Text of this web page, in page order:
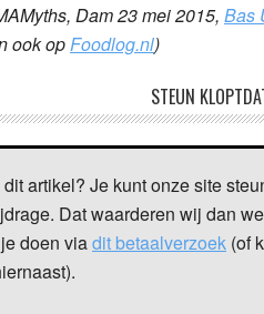
Dam 23 mei 2015, Bas
ook opFoodlog.nl)
STEUN
artikel? Je kunt onze site
Dat waarderen wij dan
doen viadit betaalverzoek (of